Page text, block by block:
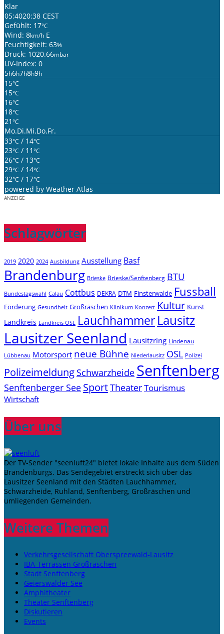
Klar
05:4020:38 CEST
Gefühlt: 17°C
Wind: 8km/h E
Feuchtigkeit: 63%
Druck: 1020.66mbar
UV-Index: 0
5h6h7h8h9h
15°C
15°C
16°C
18°C
21 °C
Mo.Di.Mi.Do.Fr.
33°C / 14°C
23°C / 11 °C
26°C / 13°C
29°C / 14°C
32°C / 17°C
powered by Weather Atlas
ANZEIGE
Schlagwörter
2019 2020 2024 Ausbildung Ausstellung Basf
Brandenburg Brieske Brieske/Senftenberg BTU
Bundestagswahl Calau Cottbus DEKRA DTM Finsterwalde Fussball
Förderung Gesundheit Großräschen Klinikum Konzert Kultur Kunst
Landkreis Landkreis OSL LauchhammerLausitz
Lausitzer Seenland Lausitzring Lindenau
Lübbenau Motorsport neue Bühne Niederlausitz OSL Polizei
Polizeimeldung Schwarzheide Senftenberg
Senftenberger See SportTheaterTourismus
Wirtschaft
Über uns
Der TV-Sender "seenluft24" bietet lokale Inhalte aus dem Süden
Brandenburgs. Das Sendegebiet erstreckt sich über das
Lausitzer Seenland mit den Städten Lauchhammer,
Schwarzheide, Ruhland, Senftenberg, Großräschen und
umliegenden Gemeinden.
Weitere Themen
Verkehrsgesellschaft Oberspreewald-Lausitz
IBA-Terrassen Großräschen
Stadt Senftenberg
Geierswalder See
Amphitheater
Theater Senftenberg
Diskutieren
Events